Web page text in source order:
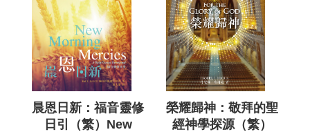
晨恩日新：福音靈修
日引（繁）New
榮耀歸神：敬拜的聖
經神學探源（繁）